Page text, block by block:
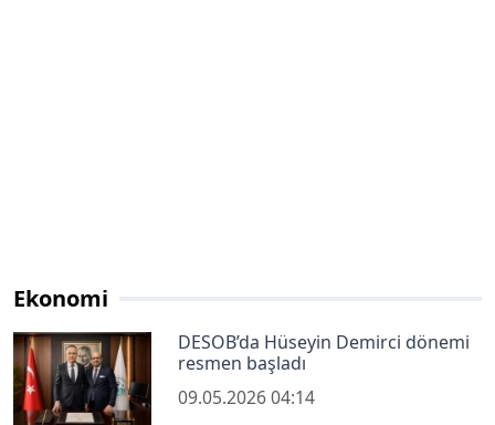
Ekonomi
DESOB’da Hüseyin Demirci dönemi
resmen başladı
09.05.2026 04:14